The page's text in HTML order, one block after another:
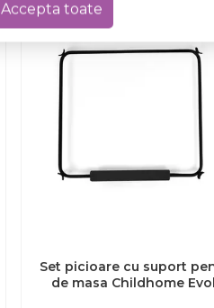
Set picioare cu suport
de masa Childhome
Accepta toate